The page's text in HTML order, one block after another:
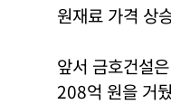
원재료 가격 상
앞서 금호건설
208억 원을 거